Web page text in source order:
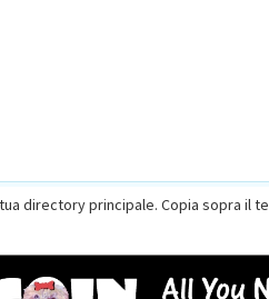
directory principale. Copia sopra il